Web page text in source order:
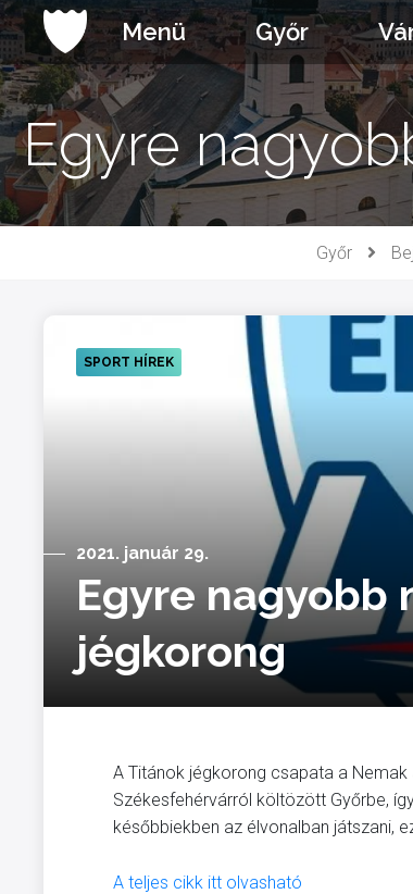
Ugrás
a
tartalomhoz
Menü Győr
Egyre
Győr
SPORT HÍREK
2021. január 29.
Egyre nagyobb
jégkorong
A Titánok jégkorong csapata a
Székesfehérvárról költözött Győrbe,
későbbiekben az élvonalban játszani,
A teljes cikk itt olvasható